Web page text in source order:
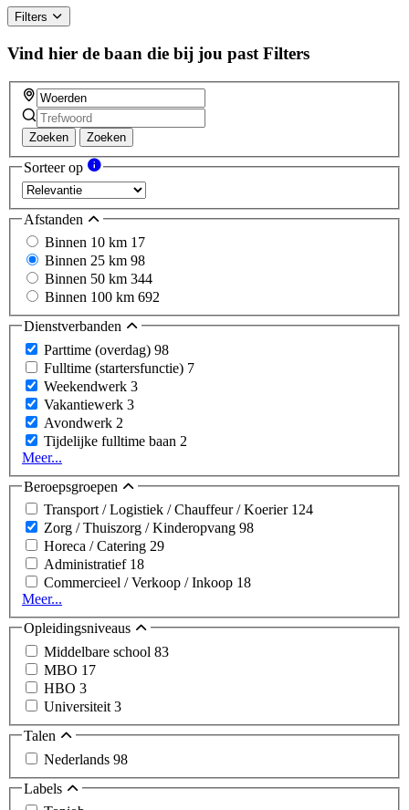
Filters
Vind hier de baan die bij jou past Filters
Zoeken Zoeken
Sorteer op
Afstanden
Binnen 10 km 17
Binnen 25 km 98
Binnen 50 km 344
Binnen 100 km 692
Dienstverbanden
Parttime (overdag) 98
Fulltime (startersfunctie) 7
Weekendwerk 3
Vakantiewerk 3
Avondwerk 2
Tijdelijke fulltime baan 2
Meer...
Beroepsgroepen
Transport / Logistiek / Chauffeur / Koerier 124
Zorg / Thuiszorg / Kinderopvang 98
Horeca / Catering 29
Administratief 18
Commercieel / Verkoop / Inkoop 18
Meer...
Opleidingsniveaus
Middelbare school 83
MBO 17
HBO 3
Universiteit 3
Talen
Nederlands 98
Labels